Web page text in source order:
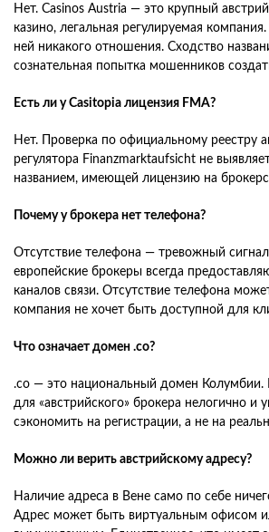
Нет. Casinos Austria — это крупный
казино, легальная регулируемая
ней никакого отношения. Сходство
сознательная попытка мошенников
Есть ли у Casitopia лицензия FMA?
Нет. Проверка по официальному реестру
регулятора Finanzmarktaufsicht не
названием, имеющей лицензию на
Почему у брокера нет телефона?
Отсутствие телефона — тревожный
европейские брокеры всегда
каналов связи. Отсутствие телефона
компания не хочет быть доступной для
Что означает домен .co?
.co — это национальный домен Колумбии.
для «австрийского» брокера нелогично и
сэкономить на регистрации, а не на
Можно ли верить австрийскому адресу?
Наличие адреса в Вене само по себе
Адрес может быть виртуальным офисом